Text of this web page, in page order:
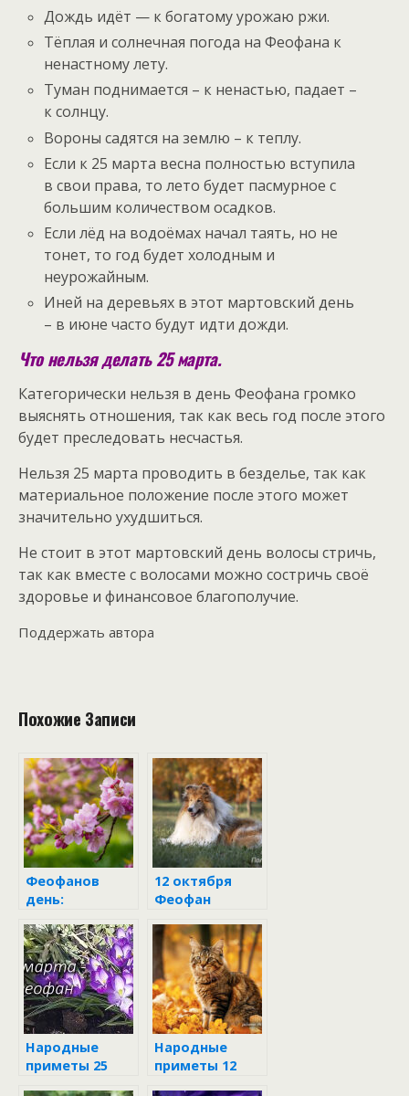
Дождь идёт — к богатому урожаю ржи.
Тёплая и солнечная погода на Феофана к
ненастному лету.
Туман поднимается – к ненастью, падает –
к солнцу.
Вороны садятся на землю – к теплу.
Если к 25 марта весна полностью вступила
в свои права, то лето будет пасмурное с
большим количеством осадков.
Если лёд на водоёмах начал таять, но не
тонет, то год будет холодным и
неурожайным.
Иней на деревьях в этот мартовский день
– в июне часто будут идти дожди.
Что нельзя делать 25 марта.
Категорически нельзя в день Феофана громко
выяснять отношения, так как весь год после этого
будет преследовать несчастья.
Нельзя 25 марта проводить в безделье, так как
материальное положение после этого может
значительно ухудшиться.
Не стоит в этот мартовский день волосы стричь,
так как вместе с волосами можно состричь своё
здоровье и финансовое благополучие.
Поддержать автора
Похожие Записи
Феофанов
день:
приметы
народного
праздника 25
марта
12 октября
Феофан
Народные
приметы 25
Народные
приметы 12